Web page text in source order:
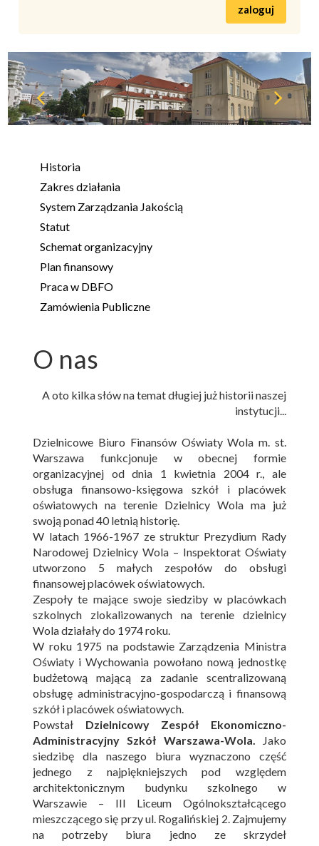
zaloguj
Historia
Zakres działania
System Zarządzania Jakością
Statut
Schemat organizacyjny
Plan finansowy
Praca w DBFO
Zamówienia Publiczne
O nas
A oto kilka słów na temat długiej już historii naszej
instytucji...
Dzielnicowe Biuro Finansów Oświaty Wola m. st.
Warszawa funkcjonuje w obecnej formie
organizacyjnej od dnia 1 kwietnia 2004 r., ale
obsługa finansowo-księgowa szkół i placówek
oświatowych na terenie Dzielnicy Wola ma już
swoją ponad 40 letnią historię.
W latach 1966-1967 ze struktur Prezydium Rady
Narodowej Dzielnicy Wola – Inspektorat Oświaty
utworzono 5 małych zespołów do obsługi
finansowej placówek oświatowych.
Zespoły te mające swoje siedziby w placówkach
szkolnych zlokalizowanych na terenie dzielnicy
Wola działały do 1974 roku.
W roku 1975 na podstawie Zarządzenia Ministra
Oświaty i Wychowania powołano nową jednostkę
budżetową mającą za zadanie scentralizowaną
obsługę administracyjno-gospodarczą i finansową
szkół i placówek oświatowych.
Powstał Dzielnicowy Zespół Ekonomiczno-
Administracyjny Szkół Warszawa-Wola.
Jako
siedzibę dla naszego biura wyznaczono część
jednego z najpiękniejszych pod względem
architektonicznym budynku szkolnego w
Warszawie – III Liceum Ogólnokształcącego
mieszczącego się przy ul. Rogalińskiej 2. Zajmujemy
na potrzeby biura jedno ze skrzydeł